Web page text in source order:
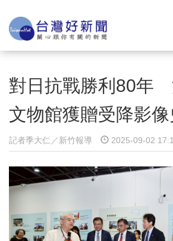
對日抗戰勝利80年
文物館獲贈受降影
記者季大仁／新竹報導 2025-09-02